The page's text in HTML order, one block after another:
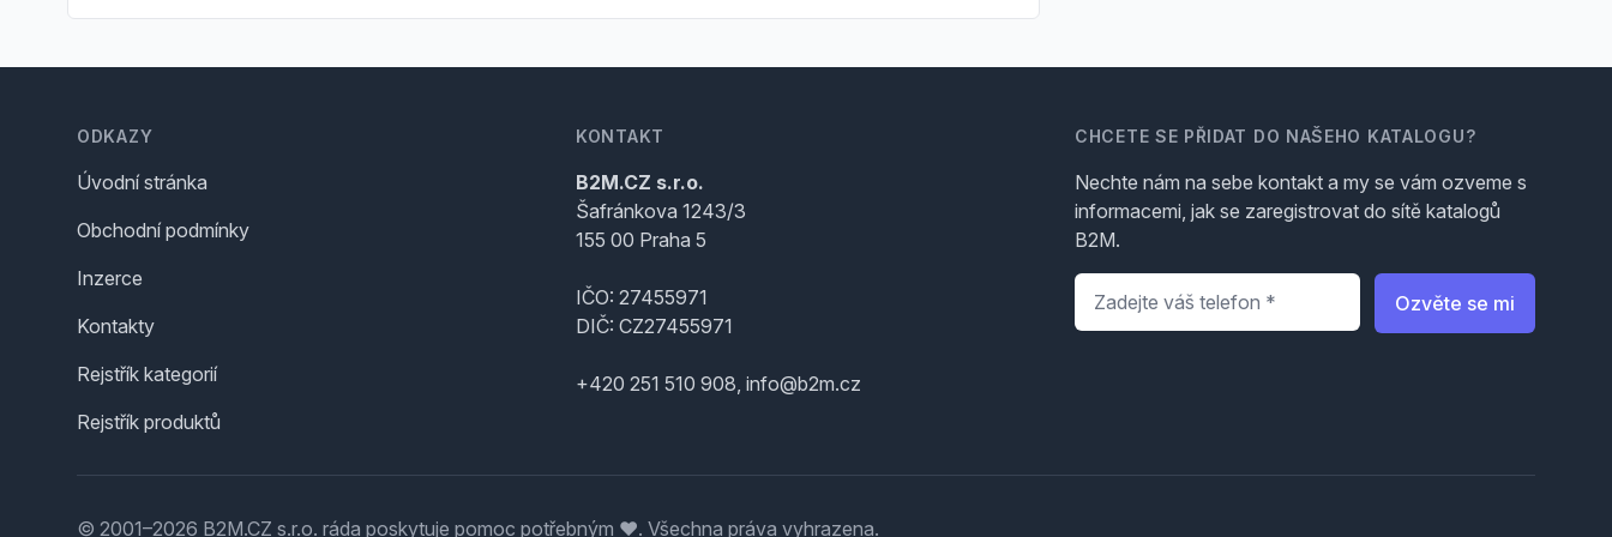
ODKAZY
Úvodní stránka
Obchodní podmínky
Inzerce
Kontakty
Rejstřík kategorií
Rejstřík produktů
KONTAKT
B2M.CZ s.r.o.
Šafránkova 1243/3
155 00 Praha 5
IČO: 27455971
DIČ: CZ27455971
+420 251 510 908, info@b2m.cz
CHCETE SE PŘIDAT DO NAŠEHO KATALOGU?
Nechte nám na sebe kontakt a my se vám ozveme s
informacemi, jak se zaregistrovat do sítě katalogů
B2M.
Telefon
Ozvěte se mi
© 2001–2026 B2M.CZ s.r.o. ráda poskytuje pomoc potřebným ♥️. Všechna práva vyhrazena.